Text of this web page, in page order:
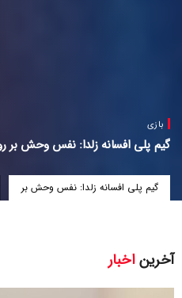
بازی
گیم پلی افسانه زلدا: نفس وحش بر
گیم پلی افسانه زلدا: نفس وحش بر
آخریناخبار